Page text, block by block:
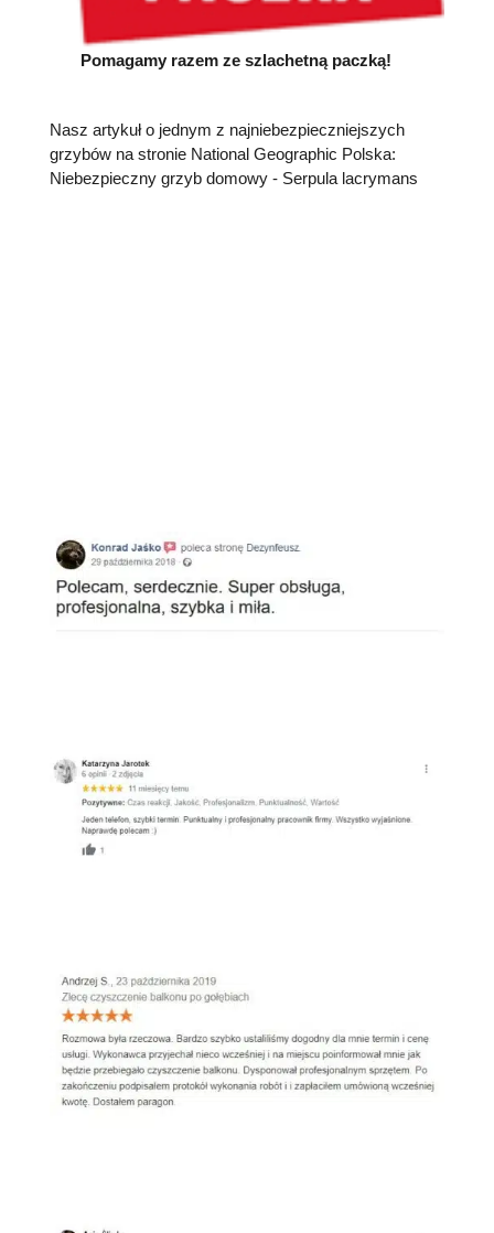
Pomagamy razem ze szlachetną paczką!
Nasz artykuł o jednym z najniebezpieczniejszych
grzybów na stronie National Geographic Polska:
Niebezpieczny grzyb domowy - Serpula lacrymans